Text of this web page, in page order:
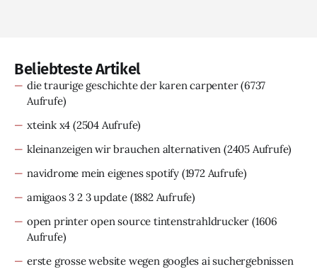
Beliebteste Artikel
die traurige geschichte der karen carpenter(6737
Aufrufe)
xteink x4 (2504 Aufrufe)
kleinanzeigen wir brauchen alternativen (2405 Aufrufe)
navidrome mein eigenes spotify (1972 Aufrufe)
amigaos 3 2 3 update (1882 Aufrufe)
open printer open source tintenstrahldrucker (1606
Aufrufe)
erste grosse website wegen googles ai suchergebnissen